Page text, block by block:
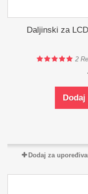
Daljinski za
2
Dodaj za